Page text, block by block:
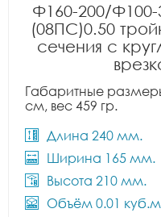
Ф160-200/
(08ПС)0.50
сечения с
Габаритные
см, вес 459 гр.
Длина 240 мм.
Ширина 165 мм.
Высота 210 мм.
Объём 0.01